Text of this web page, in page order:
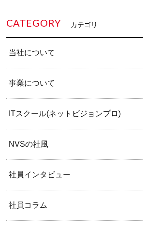
CATEGORY カテゴリ
当社について
事業について
ITスクール(ネットビジョンプロ)
NVSの社風
社員インタビュー
社員コラム